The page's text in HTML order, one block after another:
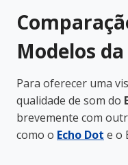
Modelos
Para oferecer uma
qualidade de som do
brevemente com
como o Echo Dot e o